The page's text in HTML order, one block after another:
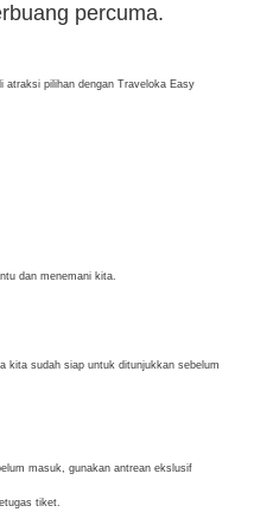
percuma.
atraksi pilihan dengan Traveloka Easy
dan menemani kita.
kita sudah siap untuk ditunjukkan sebelum
masuk, gunakan antrean ekslusif
tiket.